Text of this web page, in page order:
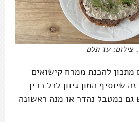
צילום: עז תלם
מתכון להכנת ממרח קישואים
שיוסיף המון גיוון לכל כריך
גם כמטבל נהדר או מנה ראשונה